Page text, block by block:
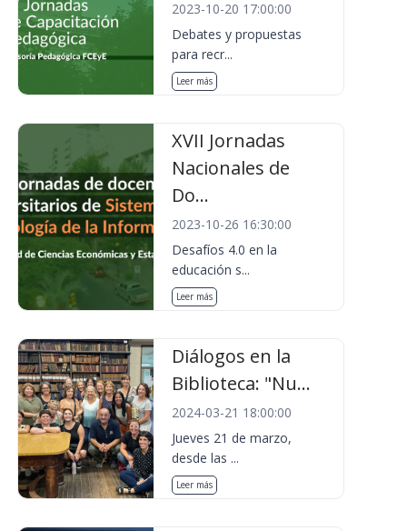
2023-10-20 17:00:00
Debates y propuestas
para recr...
Leer más
XVII Jornadas
Nacionales de
Do...
2023-10-26 16:30:00
Desafíos 4.0 en la
educación s...
Leer más
Diálogos en la
Biblioteca: "Nu...
2024-03-21 18:00:00
Jueves 21 de marzo,
desde las ...
Leer más